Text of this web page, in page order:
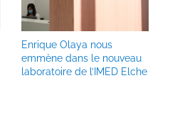
Enrique Olaya nous
emmène dans le nouveau
laboratoire de l’IMED Elche